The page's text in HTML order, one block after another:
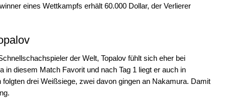
eines Wettkampfs erhält 60.000 Dollar, der Verlierer
der Welt, Topalov fühlt sich eher bei
diesem Match Favorit und nach Tag 1 liegt er auch in
drei Weißsiege, zwei davon gingen an Nakamura. Damit